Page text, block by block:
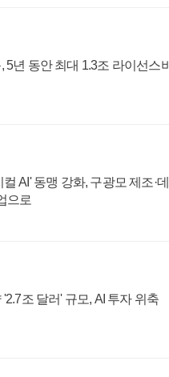
년 동안 최대 1.3조 라이선스비
AI' 동맹 강화, 구광모 제조·데
으로
조 달러' 규모, AI 투자 위축